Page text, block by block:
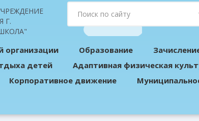
Г.
организации Образование
детей Адаптивная физическая
Корпоративное движение